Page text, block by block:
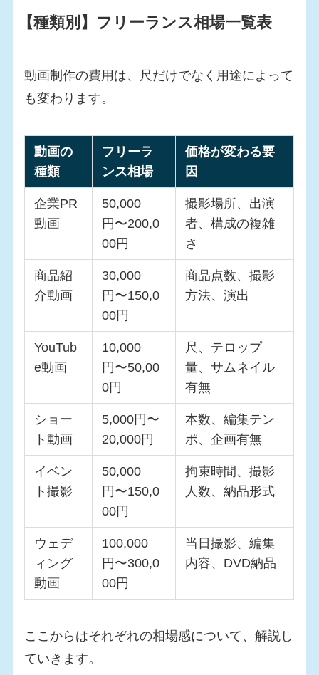
【種類別】フリーランス相場一覧表
動画制作の費用は、尺だけでなく用途によって
も変わります。
動画の
種類
フリーラ
ンス相場
価格が変わる要
因
企業PR
動画
50,000
円〜200,0
00円
撮影場所、出演
者、構成の複雑
さ
商品紹
介動画
30,000
円〜150,0
00円
商品点数、撮影
方法、演出
YouTub
e動画
10,000
円〜50,00
0円
尺、テロップ
量、サムネイル
有無
ショー
ト動画
5,000円〜
20,000円
本数、編集テン
ポ、企画有無
イベン
ト撮影
50,000
円〜150,0
00円
拘束時間、撮影
人数、納品形式
ウェデ
ィング
動画
100,000
円〜300,0
00円
当日撮影、編集
内容、DVD納品
ここからはそれぞれの相場感について、解説し
ていきます。